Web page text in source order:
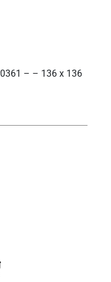
– – 136 x 136